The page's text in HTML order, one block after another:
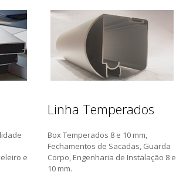
e
Linha Temperados
Box Temperados 8 e 10 mm,
Fechamentos de Sacadas, Guarda
Corpo, Engenharia de Instalação 8 e
10 mm.